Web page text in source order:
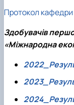
Протокол
Здобувачів
«Міжнародна